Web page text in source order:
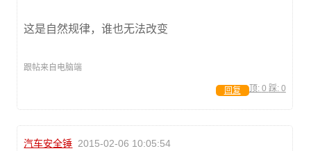
这是自然规律，谁也无法改变
跟帖来自电脑端
顶: 0 踩: 0
回复
汽车安全锤 2015-02-06 10:05:54